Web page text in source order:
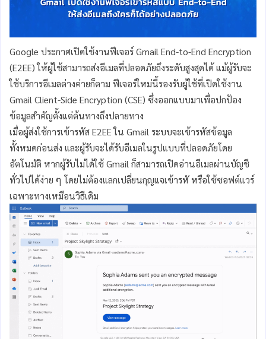
Google ประกาศเปิดใช้งานฟีเจอร์ Gmail End-to-End Encryption
(E2EE) ให้ผู้ใช้สามารถส่งอีเมลที่ปลอดภัยถึงระดับสูงสุดได้ แม้ผู้รับจะ
ใช้บริการอีเมลต่างค่ายก็ตาม ฟีเจอร์ใหม่นี้รองรับผู้ใช้ที่เปิดใช้งาน
Gmail Client-Side Encryption (CSE) ซึ่งออกแบบมาเพื่อปกป้อง
ข้อมูลสำคัญตั้งแต่ต้นทางถึงปลายทาง
เมื่อผู้ส่งใช้การเข้ารหัส E2EE ใน Gmail ระบบจะเข้ารหัสข้อมูล
ทั้งหมดก่อนส่ง และผู้รับจะได้รับอีเมลในรูปแบบที่ปลอดภัยโดย
อัตโนมัติ หากผู้รับไม่ได้ใช้ Gmail ก็สามารถเปิดอ่านอีเมลผ่านบัญชี
ทั่วไปได้ง่าย ๆ โดยไม่ต้องแลกเปลี่ยนกุญแจเข้ารหั หรือใช้ซอฟต์แวร์
เฉพาะทางเหมือนวิธีเดิม